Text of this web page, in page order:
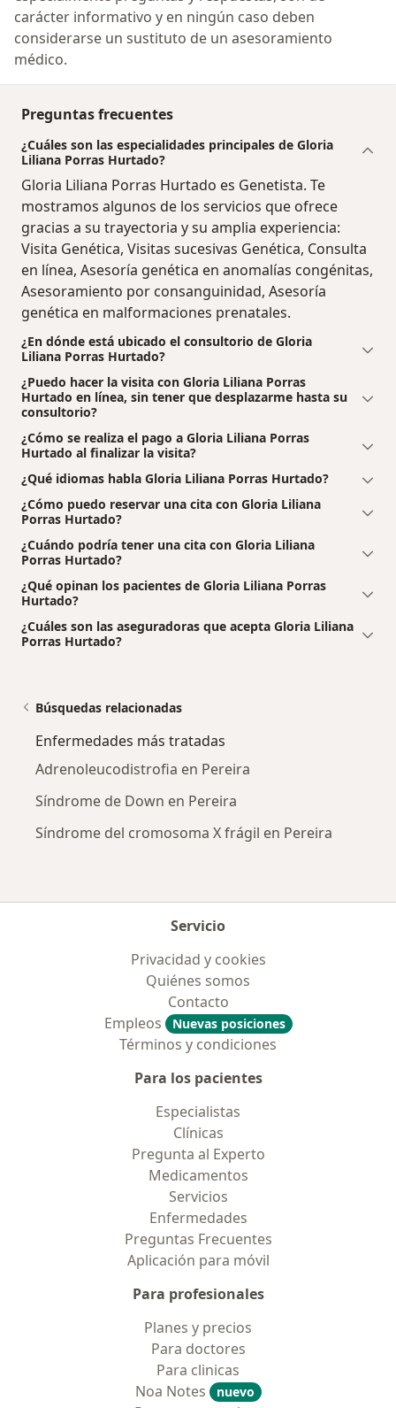
carácter informativo y en ningún caso deben
considerarse un sustituto de un asesoramiento
médico.
Preguntas frecuentes
¿Cuáles son las especialidades principales de Gloria
Liliana Porras Hurtado?
Gloria Liliana Porras Hurtado es Genetista. Te
mostramos algunos de los servicios que ofrece
gracias a su trayectoria y su amplia experiencia:
Visita Genética, Visitas sucesivas Genética, Consulta
en línea, Asesoría genética en anomalías congénitas,
Asesoramiento por consanguinidad, Asesoría
genética en malformaciones prenatales.
¿En dónde está ubicado el consultorio de Gloria
Liliana Porras Hurtado?
¿Puedo hacer la visita con Gloria Liliana Porras
Hurtado en línea, sin tener que desplazarme hasta su
consultorio?
¿Cómo se realiza el pago a Gloria Liliana Porras
Hurtado al finalizar la visita?
¿Qué idiomas habla Gloria Liliana Porras Hurtado?
¿Cómo puedo reservar una cita con Gloria Liliana
Porras Hurtado?
¿Cuándo podría tener una cita con Gloria Liliana
Porras Hurtado?
¿Qué opinan los pacientes de Gloria Liliana Porras
Hurtado?
¿Cuáles son las aseguradoras que acepta Gloria Liliana
Porras Hurtado?
Búsquedas relacionadas
Enfermedades más tratadas
Adrenoleucodistrofia en Pereira
Síndrome de Down en Pereira
Síndrome del cromosoma X frágil en Pereira
Servicio
Privacidad y cookies
Quiénes somos
Contacto
Empleos
Nuevas posiciones
Términos y condiciones
Para los pacientes
Especialistas
Clínicas
Pregunta al Experto
Medicamentos
Servicios
Enfermedades
Preguntas Frecuentes
Aplicación para móvil
Para profesionales
Planes y precios
Para doctores
Para clinicas
Noa Notes
nuevo